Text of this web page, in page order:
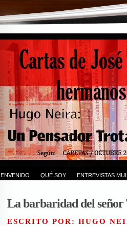
QUÉ SOY ENTREVISTAS
La barbaridad del señor
ESCRITO POR: HUGO